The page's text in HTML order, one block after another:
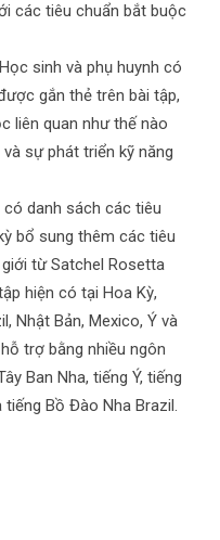
các tiêu chuẩn bắt buộc
sinh và phụ huynh có
gắn thẻ trên bài tập,
liên quan như thế nào
sự phát triển kỹ năng
​​danh sách các tiêu
bổ sung thêm các tiêu
từ Satchel Rosetta
hiện có tại Hoa Kỳ,
Nhật Bản, Mexico, Ý và
trợ bằng nhiều ngôn
Ban Nha, tiếng Ý, tiếng
tiếng Bồ Đào Nha Brazil.